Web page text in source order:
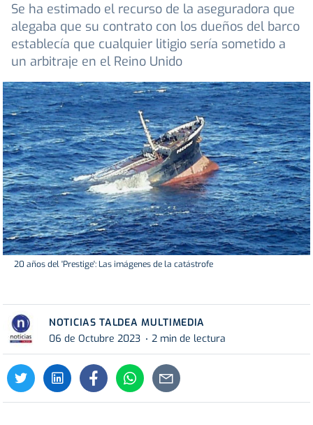
Se ha estimado el recurso de la aseguradora que
alegaba que su contrato con los dueños del barco
establecía que cualquier litigio sería sometido a
un arbitraje en el Reino Unido
20 años del 'Prestige': Las imágenes de la catástrofe
NOTICIAS TALDEA MULTIMEDIA
06 de Octubre 2023
2 min de lectura